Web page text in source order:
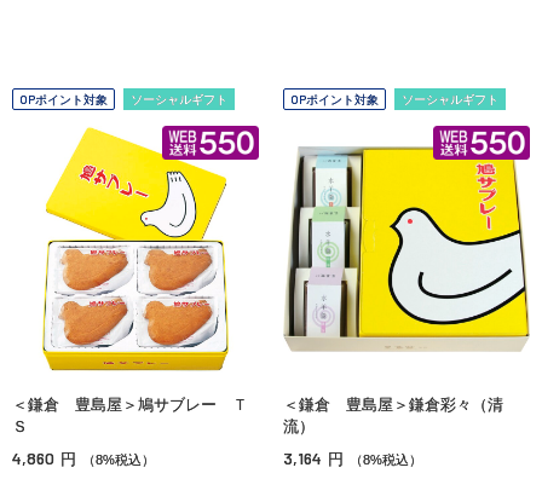
OPポイント対象 ソーシャルギフト
＜鎌倉 豊島屋＞鳩サブレー Ｔ
Ｓ
4,860 円 （8%税込）
OPポイント対象 ソーシャルギフト
＜鎌倉 豊島屋＞鎌倉彩々（清
流）
3,164 円 （8%税込）